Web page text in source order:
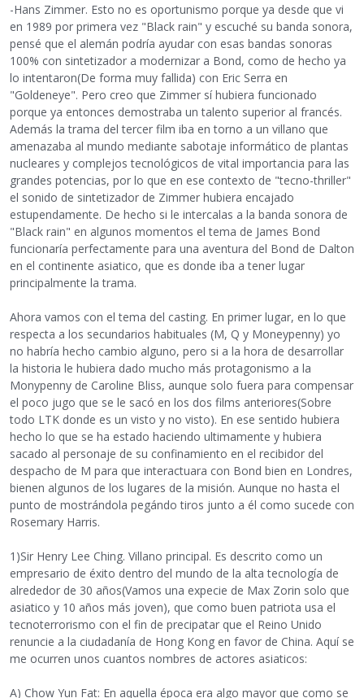
-Hans Zimmer. Esto no es oportunismo porque ya desde que vi
en 1989 por primera vez "Black rain" y escuché su banda sonora,
pensé que el alemán podría ayudar con esas bandas sonoras
100% con sintetizador a modernizar a Bond, como de hecho ya
lo intentaron(De forma muy fallida) con Eric Serra en
"Goldeneye". Pero creo que Zimmer sí hubiera funcionado
porque ya entonces demostraba un talento superior al francés.
Además la trama del tercer film iba en torno a un villano que
amenazaba al mundo mediante sabotaje informático de plantas
nucleares y complejos tecnológicos de vital importancia para las
grandes potencias, por lo que en ese contexto de "tecno-thriller"
el sonido de sintetizador de Zimmer hubiera encajado
estupendamente. De hecho si le intercalas a la banda sonora de
"Black rain" en algunos momentos el tema de James Bond
funcionaría perfectamente para una aventura del Bond de Dalton
en el continente asiatico, que es donde iba a tener lugar
principalmente la trama.
Ahora vamos con el tema del casting. En primer lugar, en lo que
respecta a los secundarios habituales (M, Q y Moneypenny) yo
no habría hecho cambio alguno, pero si a la hora de desarrollar
la historia le hubiera dado mucho más protagonismo a la
Monypenny de Caroline Bliss, aunque solo fuera para compensar
el poco jugo que se le sacó en los dos films anteriores(Sobre
todo LTK donde es un visto y no visto). En ese sentido hubiera
hecho lo que se ha estado haciendo ultimamente y hubiera
sacado al personaje de su confinamiento en el recibidor del
despacho de M para que interactuara con Bond bien en Londres,
bienen algunos de los lugares de la misión. Aunque no hasta el
punto de mostrándola pegándo tiros junto a él como sucede con
Rosemary Harris.
1)Sir Henry Lee Ching. Villano principal. Es descrito como un
empresario de éxito dentro del mundo de la alta tecnología de
alrededor de 30 años(Vamos una expecie de Max Zorin solo que
asiatico y 10 años más joven), que como buen patriota usa el
tecnoterrorismo con el fin de precipatar que el Reino Unido
renuncie a la ciudadanía de Hong Kong en favor de China. Aquí se
me ocurren unos cuantos nombres de actores asiaticos:
A) Chow Yun Fat: En aquella época era algo mayor que como se